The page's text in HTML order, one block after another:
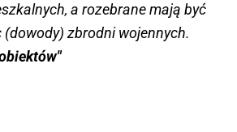
a rozebrane mają być
zbrodni wojennych.